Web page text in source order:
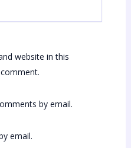
website in this
by email.
email.